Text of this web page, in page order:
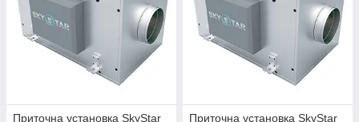
Приточна установка SkyStar
Приточна установка SkyStar